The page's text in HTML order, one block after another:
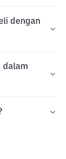
dengan
dalam